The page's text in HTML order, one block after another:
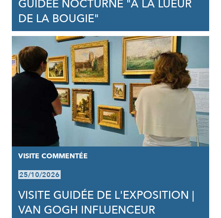
GUIDÉE NOCTURNE "À LA LUEUR
DE LA BOUGIE"
VISITE COMMENTÉE
25/10/2026
VISITE GUIDÉE DE L'EXPOSITION |
VAN GOGH INFLUENCEUR